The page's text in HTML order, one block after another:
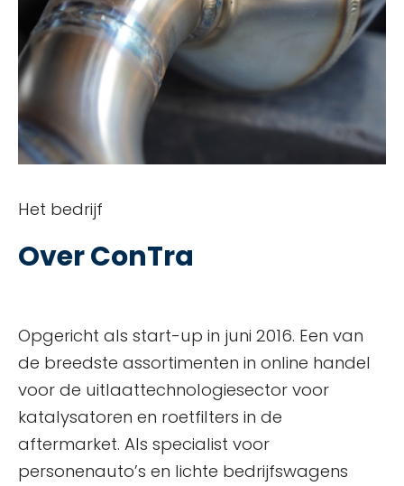
Het bedrijf
Over ConTra
Opgericht als start-up in juni 2016. Een van
de breedste assortimenten in online handel
voor de uitlaattechnologiesector voor
katalysatoren en roetfilters in de
aftermarket. Als specialist voor
personenauto’s en lichte bedrijfswagens